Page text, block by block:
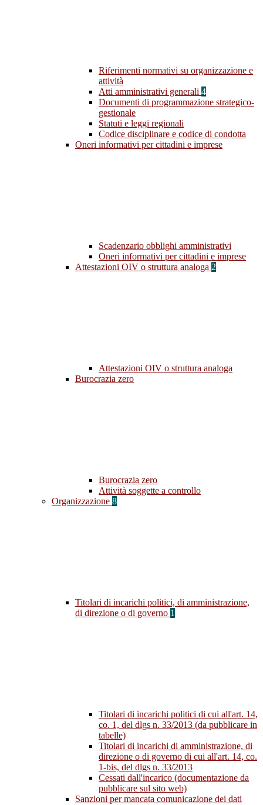
Riferimenti normativi su organizzazione e
attività
Atti amministrativi generali 4
Documenti di programmazione strategico-
gestionale
Statuti e leggi regionali
Codice disciplinare e codice di condotta
Oneri informativi per cittadini e imprese
Scadenzario obblighi amministrativi
Oneri informativi per cittadini e imprese
Attestazioni OIV o struttura analoga 2
Attestazioni OIV o struttura analoga
Burocrazia zero
Burocrazia zero
Attività soggette a controllo
Organizzazione 8
Titolari di incarichi politici, di amministrazione,
di direzione o di governo 1
Titolari di incarichi politici di cui all'art. 14,
co. 1, del dlgs n. 33/2013 (da pubblicare in
tabelle)
Titolari di incarichi di amministrazione, di
direzione o di governo di cui all'art. 14, co.
1-bis, del dlgs n. 33/2013
Cessati dall'incarico (documentazione da
pubblicare sul sito web)
Sanzioni per mancata comunicazione dei dati